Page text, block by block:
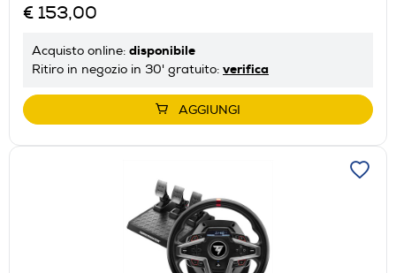
€ 153,00
Acquisto online: disponibile
Ritiro in negozio in 30' gratuito: verifica
AGGIUNGI